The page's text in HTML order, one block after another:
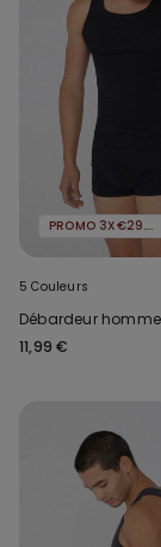
PROMO 3X€29.99
5 Couleurs
Débardeur
11,99 €